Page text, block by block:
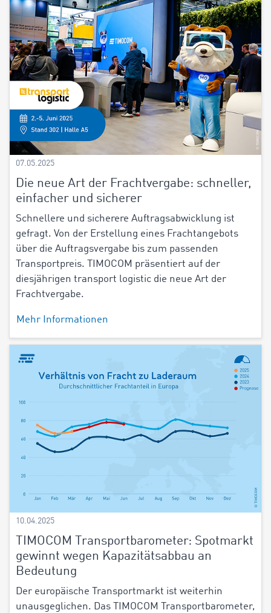
07.05.2025
Die neue Art der Frachtvergabe: schneller,
einfacher und sicherer
Schnellere und sicherere Auftragsabwicklung ist
gefragt. Von der Erstellung eines Frachtangebots
über die Auftragsvergabe bis zum passenden
Transportpreis. TIMOCOM präsentiert auf der
diesjährigen transport logistic die neue Art der
Frachtvergabe.
Mehr Informationen
10.04.2025
TIMOCOM Transportbarometer: Spotmarkt
gewinnt wegen Kapazitätsabbau an
Bedeutung
Der europäische Transportmarkt ist weiterhin
unausgeglichen. Das TIMOCOM Transportbarometer,